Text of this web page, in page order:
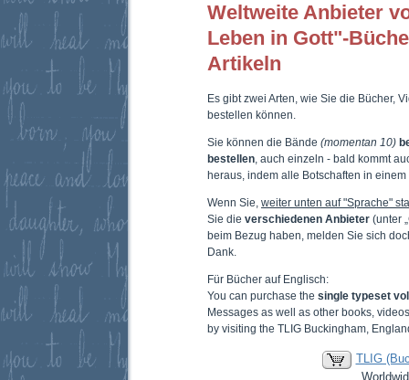
Weltweite Anbieter
Leben in Gott"-
Artikeln
Es gibt zwei Arten, wie Sie die Bücher,
bestellen können.
Sie können die Bände (momentan 10)
bestellen , auch einzeln - bald kommt
heraus, indem alle Botschaften in
Wenn Sie, weiter unten auf "Sprache"
Sie die verschiedenen Anbieter (unter
beim Bezug haben, melden Sie sich
Dank.
Für Bücher auf Englisch:
You can purchase the single typeset
Messages as well as other books,
by visiting the TLIG Buckingham,
TLIG